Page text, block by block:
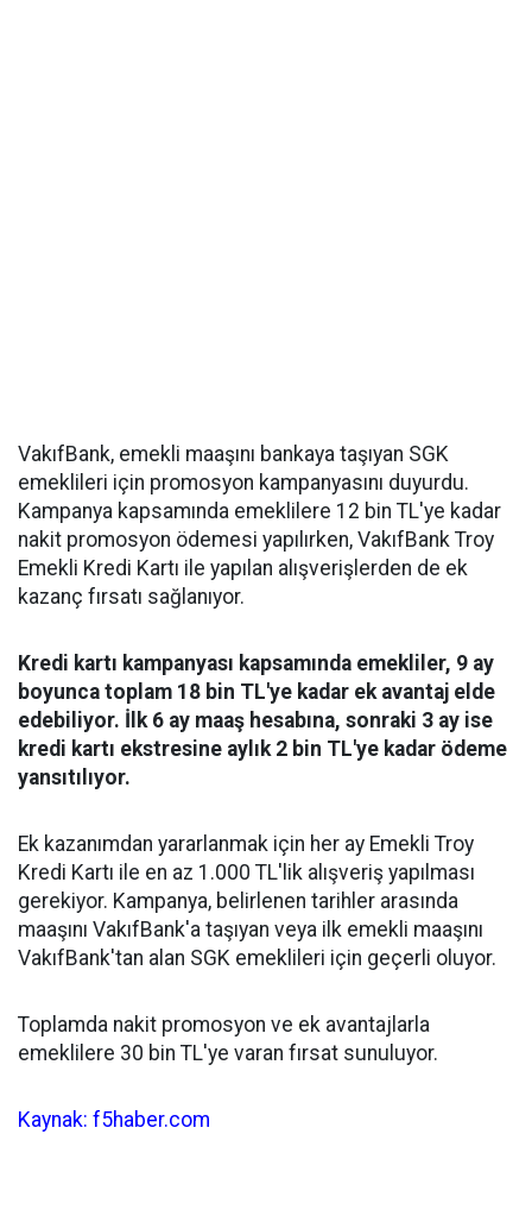
VakıfBank, emekli maaşını bankaya taşıyan SGK
emeklileri için promosyon kampanyasını duyurdu.
Kampanya kapsamında emeklilere 12 bin TL'ye kadar
nakit promosyon ödemesi yapılırken, VakıfBank Troy
Emekli Kredi Kartı ile yapılan alışverişlerden de ek
kazanç fırsatı sağlanıyor.
Kredi kartı kampanyası kapsamında emekliler, 9 ay
boyunca toplam 18 bin TL'ye kadar ek avantaj elde
edebiliyor. İlk 6 ay maaş hesabına, sonraki 3 ay ise
kredi kartı ekstresine aylık 2 bin TL'ye kadar ödeme
yansıtılıyor.
Ek kazanımdan yararlanmak için her ay Emekli Troy
Kredi Kartı ile en az 1.000 TL'lik alışveriş yapılması
gerekiyor. Kampanya, belirlenen tarihler arasında
maaşını VakıfBank'a taşıyan veya ilk emekli maaşını
VakıfBank'tan alan SGK emeklileri için geçerli oluyor.
Toplamda nakit promosyon ve ek avantajlarla
emeklilere 30 bin TL'ye varan fırsat sunuluyor.
Kaynak: f5haber.com